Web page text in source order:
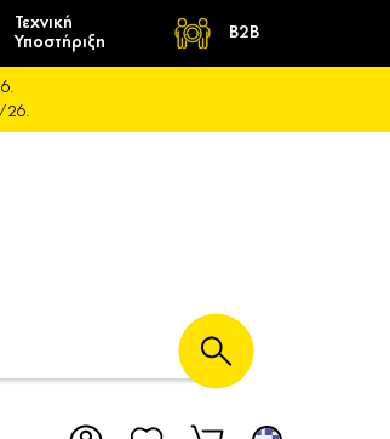
Τεχνική
Υποστήριξη
B2B
26.